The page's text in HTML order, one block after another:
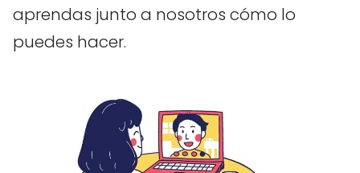
aprendas junto a nosotros cómo lo
puedes hacer.